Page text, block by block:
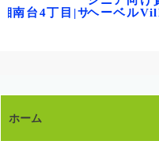
南台4丁目|サニーヒルズ
ヘーベル
ホーム